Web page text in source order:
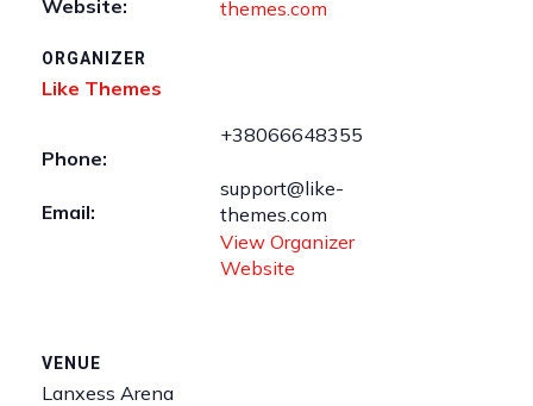
Website:
themes.com
ORGANIZER
Like Themes
Phone:
+38066648355
Email:
support@like-
themes.com
View Organizer
Website
VENUE
Lanxess Arena